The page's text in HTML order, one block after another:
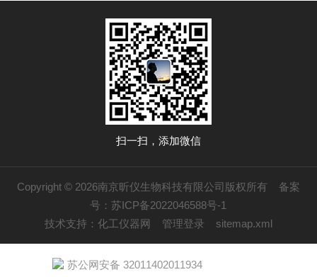
扫一扫，添加微信
Copyright © 2026南京昕仪生物科技有限公司版权所有 备案
号：苏ICP备2022046588号-1
技术支持： 化工仪器网 管理登录 sitemap.xml
苏公网安备 32011402011934